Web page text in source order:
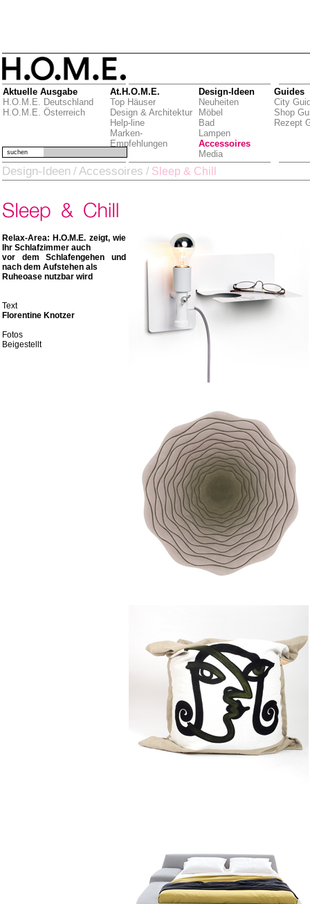
Aktuelle Ausgabe
H.O.M.E. Deutschland
H.O.M.E. Österreich
At.H.O.M.E.
Top Häuser
Design & Architektur
Help-line
Marken-
Empfehlungen
Design-Ideen
Neuheiten
Möbel
Bad
Lampen
Accessoires
Media
Guides
City
Shop
Rezept
suchen
Design-Ideen / Accessoires / Sleep & Chill
Relax-Area: H.O.M.E. zeigt, wie
Ihr Schlafzimmer auch
vor dem Schlafengehen und
nach dem Aufstehen als
Ruheoase nutzbar wird
Text
Florentine Knotzer
Fotos
Beigestellt